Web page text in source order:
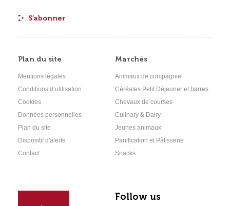
Follow us
Plan du site
Mentions légales
Conditions d’utilisation
Cookies
Données personnelles
Plan du site
Dispositif d'alerte
Contact
Marchés
Animaux de compagnie
Céréales Petit Déjeuner et barres
Chevaux de courses
Culinary & Dairy
Jeunes animaux
Panification et Pâtisserie
Snacks